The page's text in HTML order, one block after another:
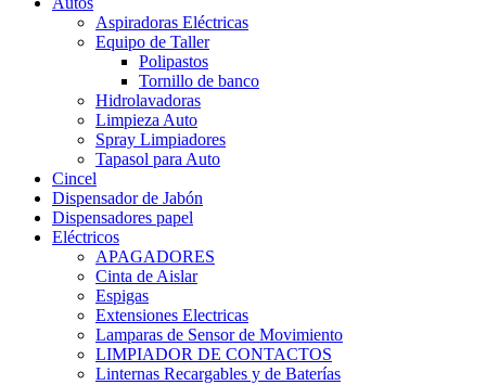
Aspiradoras Eléctricas
Equipo de Taller
Polipastos
Tornillo de banco
Hidrolavadoras
Limpieza Auto
Spray Limpiadores
Tapasol para Auto
Cincel
Dispensador de Jabón
Dispensadores papel
Eléctricos
APAGADORES
Cinta de Aislar
Espigas
Extensiones Electricas
Lamparas de Sensor de Movimiento
LIMPIADOR DE CONTACTOS
Linternas Recargables y de Baterías